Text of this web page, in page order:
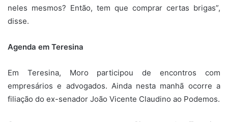
neles mesmos? Então, tem que comprar certas brigas”,
disse.
Agenda em Teresina
Em Teresina, Moro participou de encontros com
empresários e advogados. Ainda nesta manhã ocorre a
filiação do ex-senador João Vicente Claudino ao Podemos.